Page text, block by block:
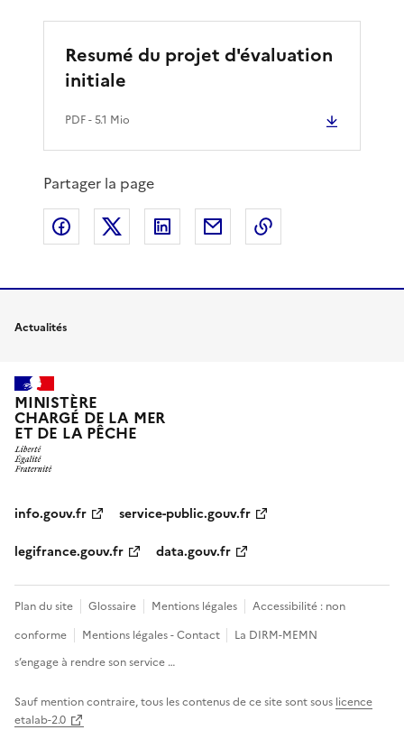
Resumé du projet d'évaluation
initiale
PDF- 5.1 Mio
Partager la page
Partager sur Facebook
Partager sur XPartager sur LinkedIn
Partager par email
Actualités
MINISTÈRE
CHARGÉ DE LA MER
ET DE LA PÊCHE
info.gouv.fr
service-public.gouv.fr
legifrance.gouv.fr
data.gouv.fr
Plan du site Glossaire Mentions légales
Accessibilité : non
conforme
Mentions légales - Contact
La DIRM-MEMN
s’engage à rendre son service …
Sauf mention contraire, tous les contenus de ce site sont sous licence
etalab-2.0